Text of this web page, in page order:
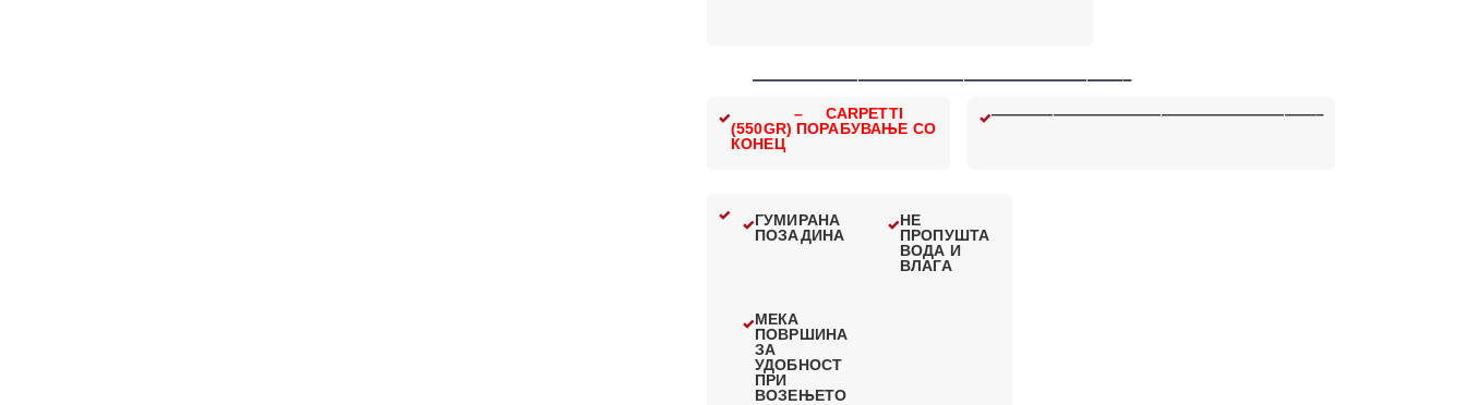
—————————————————————–
– CARPETTI
(550GR) ПОРАБУВАЊЕ СО
КОНЕЦ
—————————————————————–
ГУМИРАНА
ПОЗАДИНА
НЕ
ПРОПУШТА
ВОДА И
ВЛАГА
МЕКА
ПОВРШИНА
ЗА
УДОБНОСТ
ПРИ
ВОЗЕЊЕТО